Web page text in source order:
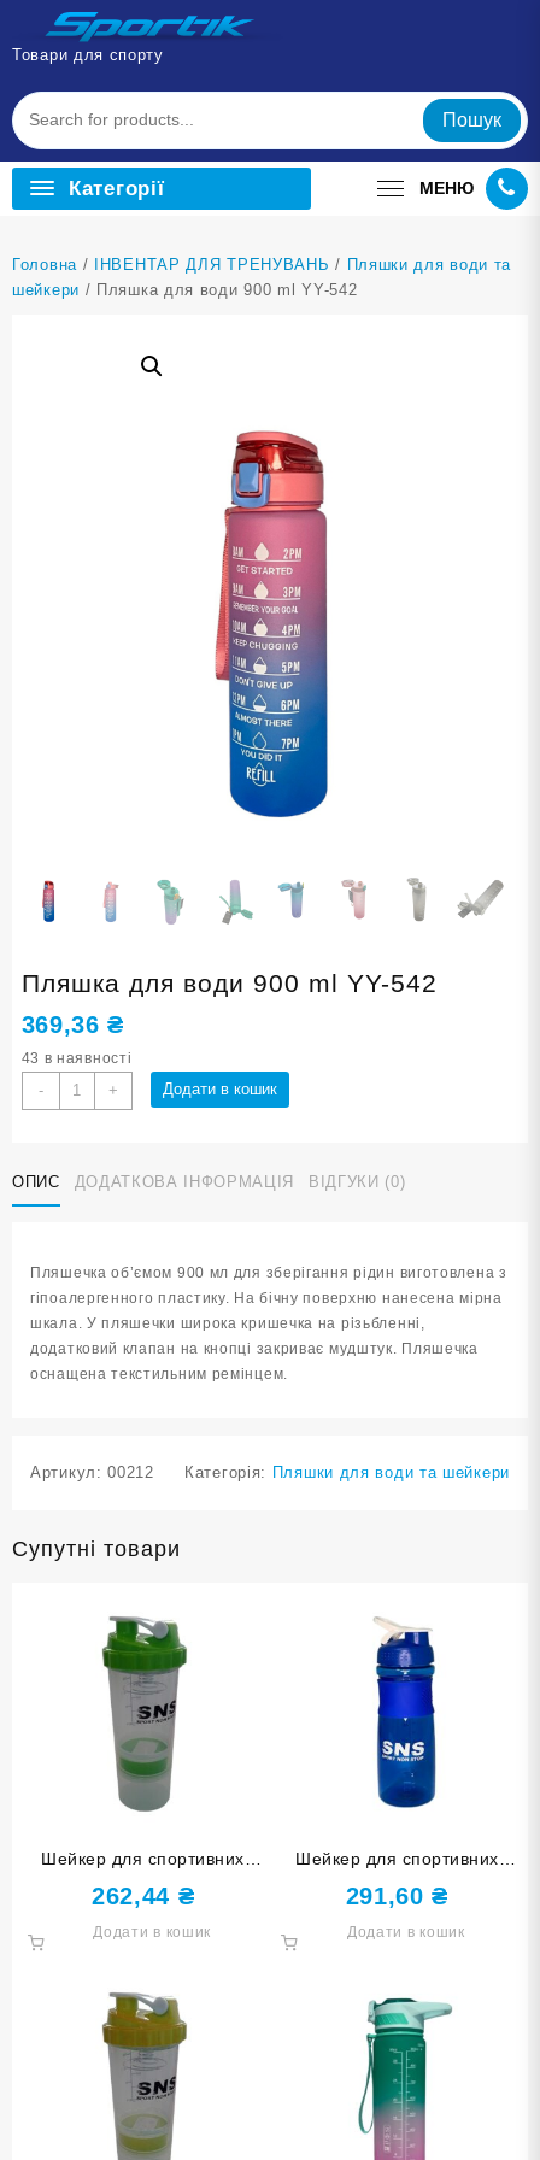
Перейти
вмісту
Товари для спорту
Пошук
Категорії МЕНЮ
Головна / ІНВЕНТАР ДЛЯ ТРЕНУВАНЬ / Пляшки для води та
шейкери / Пляшка для води 900 ml YY-542
Пляшка для води 900 ml YY-542
369,36₴
43 в наявності
-
Пляшка
для
ml
YY-
+ Додати в кошик
ОПИС ДОДАТКОВА ІНФОРМАЦІЯ ВІДГУКИ (0)
Пляшечка об’ємом 900 мл для зберігання рідин виготовлена з
гіпоалергенного пластику. На бічну поверхню нанесена мірна
шкала. У пляшечки широка кришечка на різьбленні,
додатковий клапан на кнопці закриває мудштук. Пляшечка
оснащена текстильним ремінцем.
Артикул:00212 Категорія: Пляшки для води та шейкери
Супутні товари
Шейкер для спортивних
напоїв зелений LJ0020-З
262,44 ₴
Додати в кошик
Шейкер для спортивних
напоїв TZ-81
291,60₴
Додати в кошик